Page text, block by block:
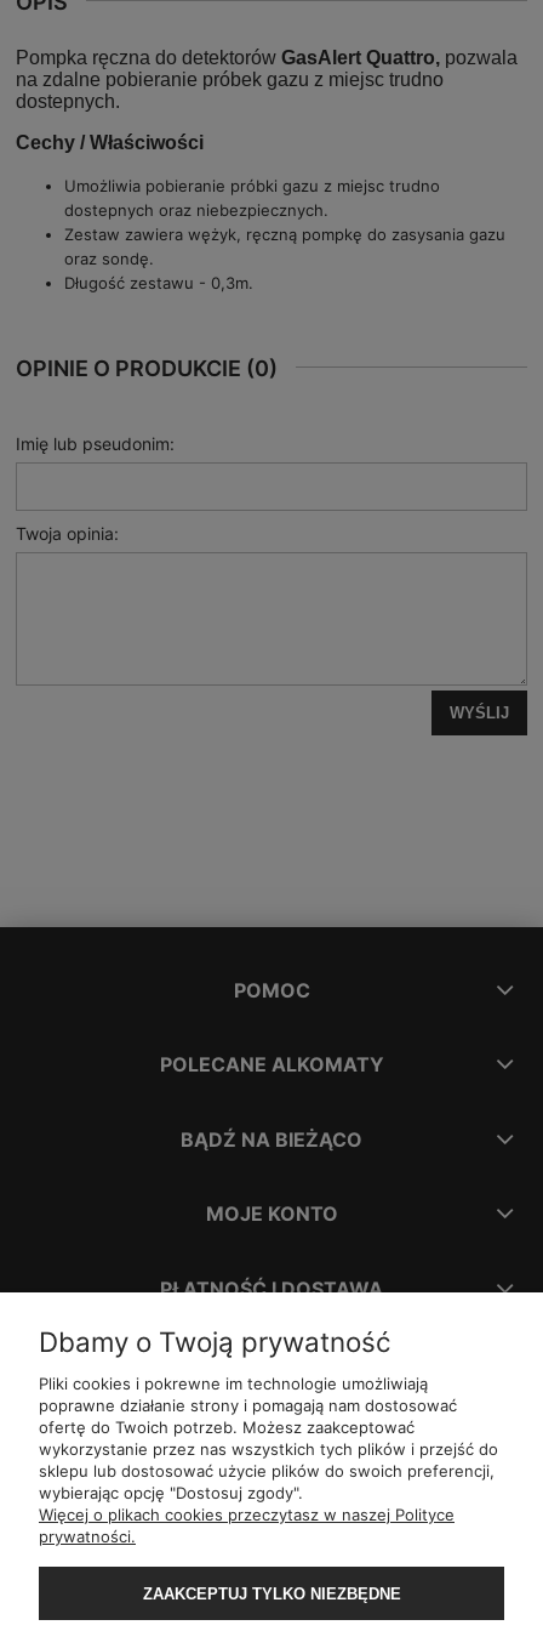
Pompka ręczna do detektorów GasAlert Quattro, pozwala
na zdalne pobieranie próbek gazu z miejsc trudno
dostepnych.
Cechy / Właściwości
Umożliwia pobieranie próbki gazu z miejsc trudno
dostepnych oraz niebezpiecznych.
Zestaw zawiera wężyk, ręczną pompkę do zasysania gazu
oraz sondę.
Długość zestawu - 0,3m.
OPINIE O PRODUKCIE (0)
Imię lub pseudonim:
Twoja opinia:
WYŚLIJ
POMOC
POLECANE ALKOMATY
BĄDŹ NA BIEŻĄCO
MOJE KONTO
PŁATNOŚĆ I DOSTAWA
INFORMACJE
O NAS
ul.Romana Dmowskiego 1,
Św. Filipa 23/3, 31-150 Kraków
ul.Mielęckiego 10 lok 503,
Al.Jerozolimskie 81 lok 7.10, 02-001 Warszawa
Wały Piastowskie 1lok. 1508,80-855 Gdańsk
Białystok
Dbamy o Twoją prywatność
Pliki cookies i pokrewne im technologie umożliwiają
poprawne działanie strony i pomagają nam dostosować
ofertę do Twoich potrzeb. Możesz zaakceptować
wykorzystanie przez nas wszystkich tych plików i przejść do
sklepu lub dostosować użycie plików do swoich preferencji,
wybierając opcję "Dostosuj zgody".
Więcej o plikach cookies przeczytasz w naszej Polityce
prywatności.
ZAAKCEPTUJ TYLKO NIEZBĘDNE